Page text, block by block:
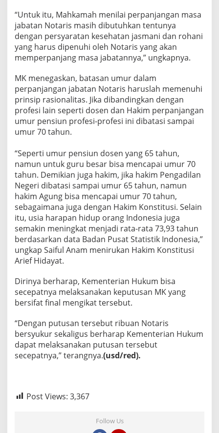
“Untuk itu, Mahkamah menilai perpanjangan masa
jabatan Notaris masih dibutuhkan tentunya
dengan persyaratan kesehatan jasmani dan rohani
yang harus dipenuhi oleh Notaris yang akan
memperpanjang masa jabatannya,” ungkapnya.
MK menegaskan, batasan umur dalam
perpanjangan jabatan Notaris haruslah memenuhi
prinsip rasionalitas. Jika dibandingkan dengan
profesi lain seperti dosen dan Hakim perpanjangan
umur pensiun profesi-profesi ini dibatasi sampai
umur 70 tahun.
“Seperti umur pensiun dosen yang 65 tahun,
namun untuk guru besar bisa mencapai umur 70
tahun. Demikian juga hakim, jika hakim Pengadilan
Negeri dibatasi sampai umur 65 tahun, namun
hakim Agung bisa mencapai umur 70 tahun,
sebagaimana juga dengan Hakim Konstitusi. Selain
itu, usia harapan hidup orang Indonesia juga
semakin meningkat menjadi rata-rata 73,93 tahun
berdasarkan data Badan Pusat Statistik Indonesia,”
ungkap Saiful Anam menirukan Hakim Konstitusi
Arief Hidayat.
Dirinya berharap, Kementerian Hukum bisa
secepatnya melaksanakan keputusan MK yang
bersifat final mengikat tersebut.
“Dengan putusan tersebut ribuan Notaris
bersyukur sekaligus berharap Kementerian Hukum
dapat melaksanakan putusan tersebut
secepatnya,” terangnya.(usd/red).
Post Views: 3,367
Follow Us